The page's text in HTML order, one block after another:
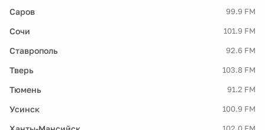
Саров 99.9 FM
Сочи 101.9 FM
Ставрополь 92.6 FM
Тверь 103.8 FM
Тюмень 91.2 FM
Усинск 100.9 FM